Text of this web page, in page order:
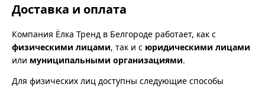
Доставка и оплата
Компания Ёлка Тренд в Белгороде работает, как с
физическими лицами, так и с юридическими лицами
или муниципальными организациями.
Для физических лиц доступны следующие способы